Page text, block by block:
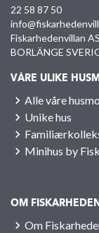
22 58 87 50
Fiskarhedenvillan
BORLÄNGE
VÅRE ULIKE
Alle våre
Unike hus
Minihus by
OM
Om